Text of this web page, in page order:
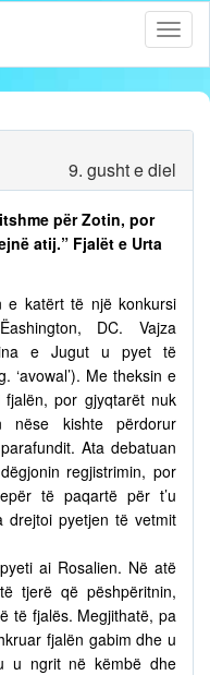
9. gusht e diel
për Zotin, por
atij.” Fjalët e Urta
e katërt të një konkursi
DC. Vajza
e Jugut u pyet të
‘avowal’). Me theksin e
por gjyqtarët nuk
nëse kishte përdorur
Ata debatuan
regjistrimin, por
të paqartë për t’u
drejtoi pyetjen të vetmit
ai Rosalien. Në atë
tjerë që pëshpëritnin,
të fjalës. Megjithatë, pa
fjalën gabim dhe u
u ngrit në këmbë dhe